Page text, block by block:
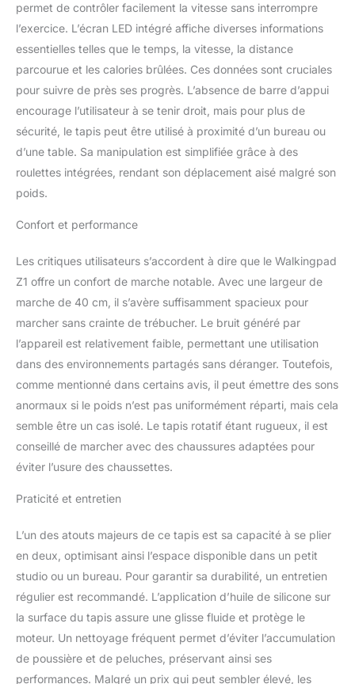
permet de contrôler facilement la vitesse sans interrompre
l’exercice. L’écran LED intégré affiche diverses informations
essentielles telles que le temps, la vitesse, la distance
parcourue et les calories brûlées. Ces données sont cruciales
pour suivre de près ses progrès. L’absence de barre d’appui
encourage l’utilisateur à se tenir droit, mais pour plus de
sécurité, le tapis peut être utilisé à proximité d’un bureau ou
d’une table. Sa manipulation est simplifiée grâce à des
roulettes intégrées, rendant son déplacement aisé malgré son
poids.
Confort et performance
Les critiques utilisateurs s’accordent à dire que le Walkingpad
Z1 offre un confort de marche notable. Avec une largeur de
marche de 40 cm, il s’avère suffisamment spacieux pour
marcher sans crainte de trébucher. Le bruit généré par
l’appareil est relativement faible, permettant une utilisation
dans des environnements partagés sans déranger. Toutefois,
comme mentionné dans certains avis, il peut émettre des sons
anormaux si le poids n’est pas uniformément réparti, mais cela
semble être un cas isolé. Le tapis rotatif étant rugueux, il est
conseillé de marcher avec des chaussures adaptées pour
éviter l’usure des chaussettes.
Praticité et entretien
L’un des atouts majeurs de ce tapis est sa capacité à se plier
en deux, optimisant ainsi l’espace disponible dans un petit
studio ou un bureau. Pour garantir sa durabilité, un entretien
régulier est recommandé. L’application d’huile de silicone sur
la surface du tapis assure une glisse fluide et protège le
moteur. Un nettoyage fréquent permet d’éviter l’accumulation
de poussière et de peluches, préservant ainsi ses
performances. Malgré un prix qui peut sembler élevé, les